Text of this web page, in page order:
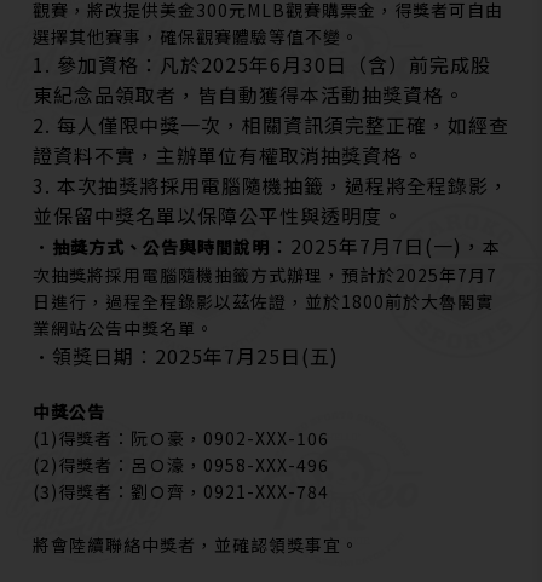
觀賽，將改提供美金300元MLB觀賽購票金，得獎者可自由
選擇其他賽事，確保觀賽體驗等值不變。
1. 參加資格：凡於2025年6月30日（含）前完成股
東紀念品領取者，皆自動獲得本活動抽獎資格。
2. 每人僅限中獎一次，相關資訊須完整正確，如經查
證資料不實，主辦單位有權取消抽獎資格。
3. 本次抽獎將採用電腦隨機抽籤，過程將全程錄影，
並保留中獎名單以保障公平性與透明度。
• 抽獎方式、公告與時間說明 ：2025年7月7日(一)， 本
次抽獎將採用電腦隨機抽籤方式辦理，預計於2025年7月7
日進行，過程全程錄影以茲佐證，並於1800前於大魯閣實
業網站公告中獎名單。
•領獎日期：2025年7月25日(五)
中獎公告
(1)得獎者：阮Ｏ豪，0902-XXX-106
(2)得獎者：呂Ｏ濠，0958-XXX-496
(3)得獎者：劉Ｏ齊，0921-XXX-784
將會陸續聯絡中獎者，並確認領獎事宜。